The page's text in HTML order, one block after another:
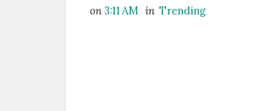
on3:11 AM in Trending